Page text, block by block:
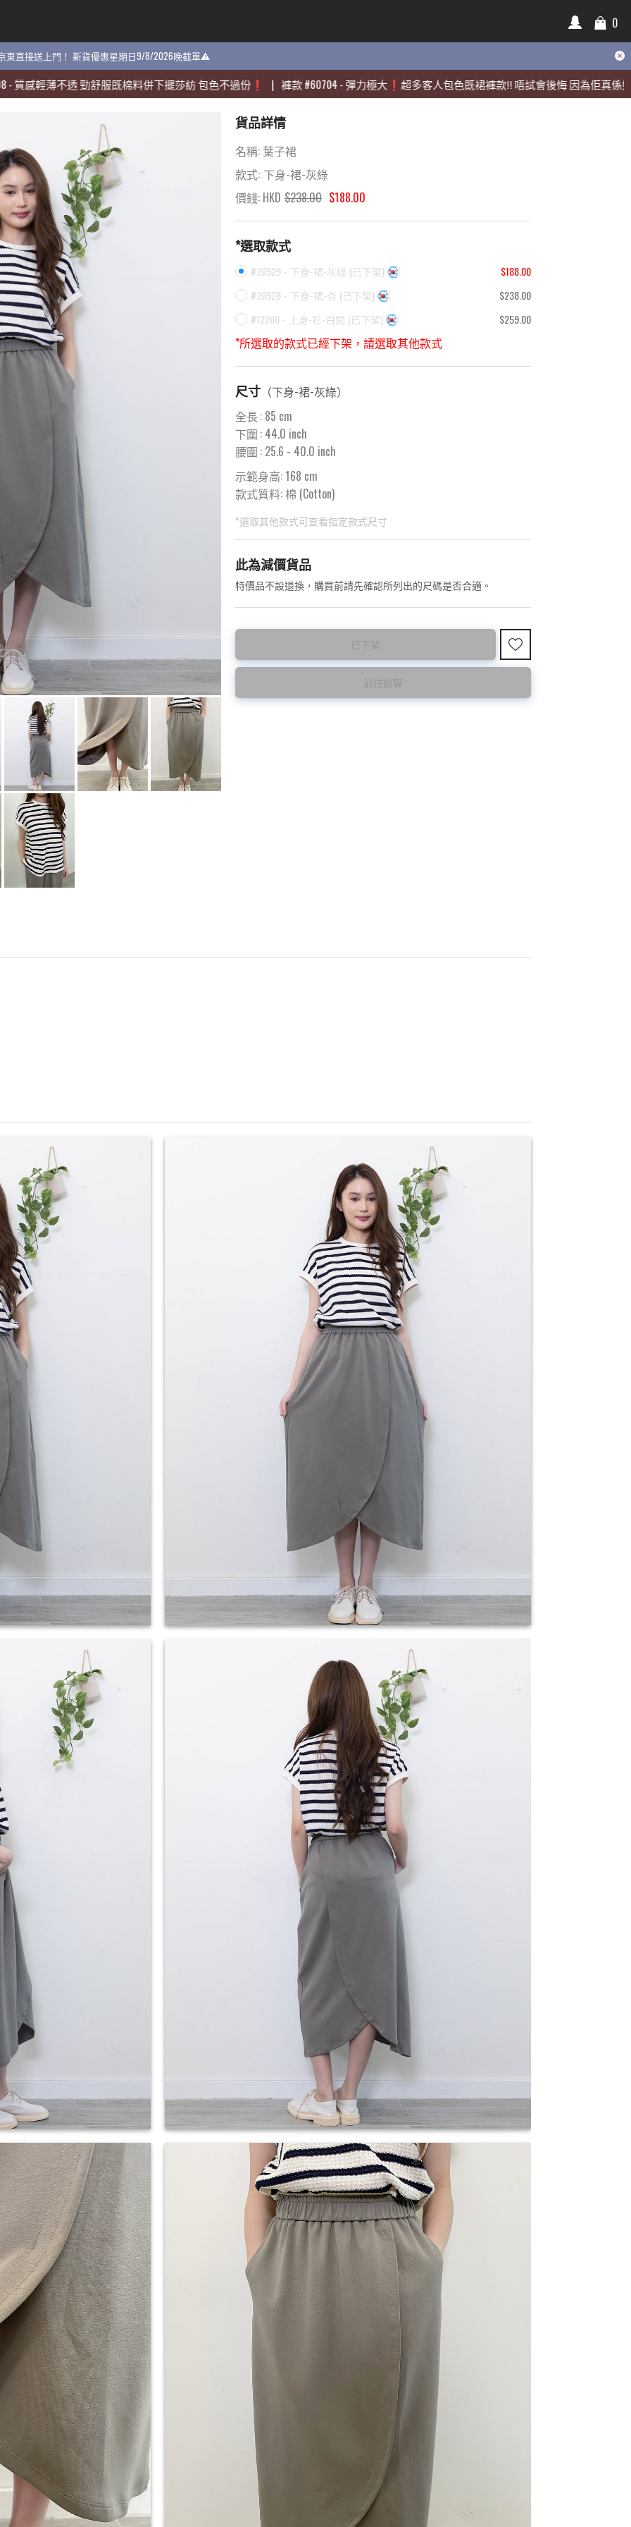
0
東直接送上門！ 新貨優惠星期日9/8/2026晚截單⚠️
輕薄不透 勁舒服既棉料併下擺莎紡 包色不過份❗️ | 褲款 #60704-彈力極大❗️超多客人包色既裙褲款‼️ 唔試會後悔 因為佢真係好靚🫶🏻
0
東直接送上門！ 新貨優惠星期日9/8/2026晚截單⚠️
輕薄不透 勁舒服既棉料併下擺莎紡 包色不過份❗️ | 褲款 #60704-彈力極大❗️超多客人包色既裙褲款‼️ 唔試會後悔 因為佢真係好靚🫶🏻
貨品詳情
名稱: 葉子裙
款式: 下身-裙-灰綠
價錢: HKD $238.00 $188.00
*選取款式
#20929 - 下身-裙-灰綠 (已下架)
$188.00
#20928 - 下身-裙-杏 (已下架)
$238.00
#12260 - 上身-衫-白間 (已下架) $259.00
*所選取的款式已經下架，請選取其他款式
尺寸 （下身-裙-灰綠）
全長 : 85 cm
下圍 : 44.0 inch
腰圍 : 25.6 - 40.0 inch
示範身高: 168 cm
款式質料:棉 (Cotton)
*選取其他款式可查看指定款式尺寸
此為預購品
<預購款>因為韓國東大門8月暑假關係， 預購款會於8月18日
後才陸續返貨⚠️
此為減價貨品
特價品不設退換，購買前請先確認所列出的尺碼是否合適。
已下架
前往結算